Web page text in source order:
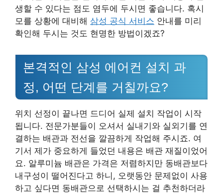
생할 수 있다는 점도 염두에 두시면 좋습니다. 혹시
모를 상황에 대비해 삼성 공식 서비스 안내를 미리
확인해 두시는 것도 현명한 방법이겠죠?
본격적인 삼성 에어컨 설치 과
정, 어떤 단계를 거칠까요?
위치 선정이 끝나면 드디어 실제 설치 작업이 시작
됩니다. 전문가분들이 오셔서 실내기와 실외기를 연
결하는 배관과 전선을 깔끔하게 작업해 주시죠. 여
기서 제가 중요하게 들었던 내용은 배관 재질이었어
요. 알루미늄 배관은 가격은 저렴하지만 동배관보다
내구성이 떨어진다고 하니, 오랫동안 문제없이 사용
하고 싶다면 동배관으로 선택하시는 걸 추천하더라